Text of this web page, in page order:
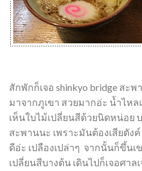
สักพักก็เจอ shinkyo bridge สะ
มาจากภูเขา สวยมากอ่ะ น้ำไห
เห็นใบไม้เปลี่ยนสีด้วยนิดหน่อย
สะพานนะ เพราะมันต้องเสียตัง
ดีอ่ะ เปลืองเปล่าๆ จากนั้นก็ขึ้นเ
เปลี่ยนสีบางต้น เดินไปก็เจอศา